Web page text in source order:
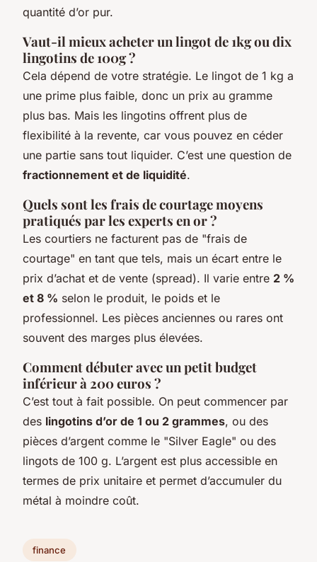
quantité d’or pur.
Vaut-il mieux acheter un lingot de 1kg ou dix
lingotins de 100g ?
Cela dépend de votre stratégie. Le lingot de 1 kg a
une prime plus faible, donc un prix au gramme
plus bas. Mais les lingotins offrent plus de
flexibilité à la revente, car vous pouvez en céder
une partie sans tout liquider. C’est une question de
fractionnement et de liquidité.
Quels sont les frais de courtage moyens
pratiqués par les experts en or ?
Les courtiers ne facturent pas de "frais de
courtage" en tant que tels, mais un écart entre le
prix d’achat et de vente (spread). Il varie entre 2 %
et 8 % selon le produit, le poids et le
professionnel. Les pièces anciennes ou rares ont
souvent des marges plus élevées.
Comment débuter avec un petit budget
inférieur à 200 euros ?
C’est tout à fait possible. On peut commencer par
des lingotins d’or de 1 ou 2 grammes, ou des
pièces d’argent comme le "Silver Eagle" ou des
lingots de 100 g. L’argent est plus accessible en
termes de prix unitaire et permet d’accumuler du
métal à moindre coût.
finance